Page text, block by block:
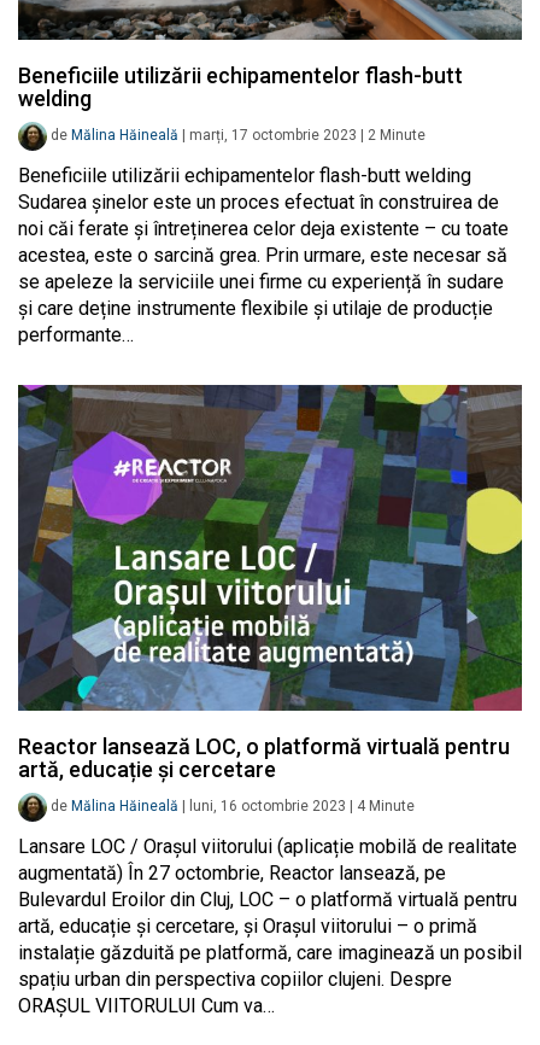
Beneficiile utilizării echipamentelor flash-butt
welding
de Mălina Hăineală marți, 17 octombrie 2023 2 Minute
Beneficiile utilizării echipamentelor flash-butt welding
Sudarea șinelor este un proces efectuat în construirea de
noi căi ferate și întreținerea celor deja existente – cu toate
acestea, este o sarcină grea. Prin urmare, este necesar să
se apeleze la serviciile unei firme cu experiență în sudare
și care deține instrumente flexibile și utilaje de producție
performante…
Reactor lansează LOC, o platformă virtuală pentru
artă, educație și cercetare
de Mălina Hăineală luni, 16 octombrie 2023 4 Minute
Lansare LOC / Orașul viitorului (aplicație mobilă de realitate
augmentată) În 27 octombrie, Reactor lansează, pe
Bulevardul Eroilor din Cluj, LOC – o platformă virtuală pentru
artă, educație și cercetare, și Orașul viitorului – o primă
instalație găzduită pe platformă, care imaginează un posibil
spațiu urban din perspectiva copiilor clujeni. Despre
ORAȘUL VIITORULUI Cum va…